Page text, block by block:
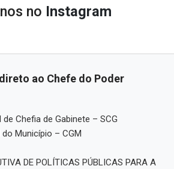
no Instagram
ao Chefe do Poder
Chefia de Gabinete – SCG
Município – CGM
DE POLÍTICAS PÚBLICAS PARA A